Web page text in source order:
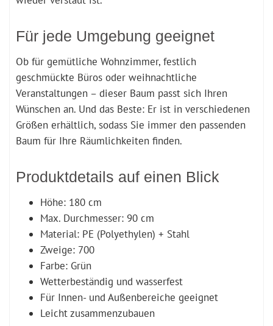
Für jede Umgebung geeignet
Ob für gemütliche Wohnzimmer, festlich
geschmückte Büros oder weihnachtliche
Veranstaltungen – dieser Baum passt sich Ihren
Wünschen an. Und das Beste: Er ist in verschiedenen
Größen erhältlich, sodass Sie immer den passenden
Baum für Ihre Räumlichkeiten finden.
Produktdetails auf einen Blick
Höhe: 180 cm
Max. Durchmesser: 90 cm
Material: PE (Polyethylen) + Stahl
Zweige: 700
Farbe: Grün
Wetterbeständig und wasserfest
Für Innen- und Außenbereiche geeignet
Leicht zusammenzubauen